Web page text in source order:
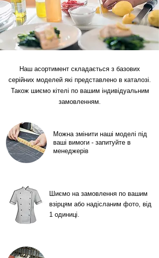
Наш асортимент складається з базових
серійних моделей які представлено в каталозі.
Також шиємо кітелі по вашим індивідуальним
замовленням.
Можна змінити наші моделі під
ваші вимоги - запитуйте в
менеджерів
Шиємо на замовлення по вашим
взірцям або надісланим фото, від
1 одиниці.